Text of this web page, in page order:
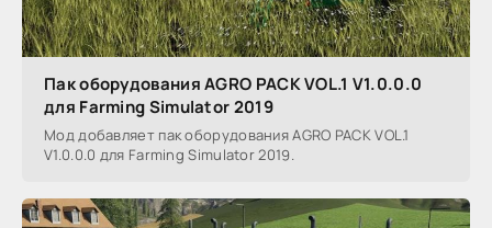
Пак оборудования AGRO PACK VOL.1 V1.0.0.0
для Farming Simulator 2019
Мод добавляет пак оборудования AGRO PACK VOL.1
V1.0.0.0 для Farming Simulator 2019.